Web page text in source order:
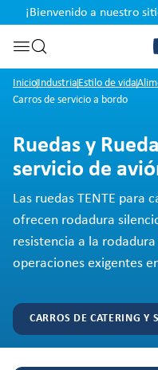
Saltar a la búsqueda
¡Bienvenido a nuestro
InicioIndustria Estilo de vida
Carros de servicio a bordo
Ruedas y
servicio de
Las ruedas TENTE para
ofrecen rodadura
resistencia a la
operaciones exigentes
CARROS DE CATERING Y